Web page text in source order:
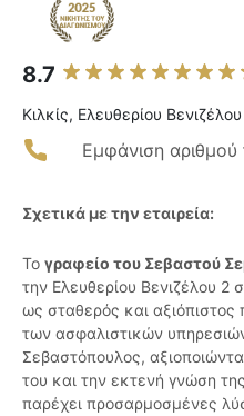
8.7
Κιλκίς, Ελευθερίου
Εμφάνιση
Σχετικά με την εταιρεία:
Το γραφείο του Σεβαστού
την Ελευθερίου Βενιζέλου 2
ως σταθερός και
των ασφαλιστικών
Σεβαστόπουλος,
του και την εκτενή γνώση
παρέχει προσαρμοσμένες